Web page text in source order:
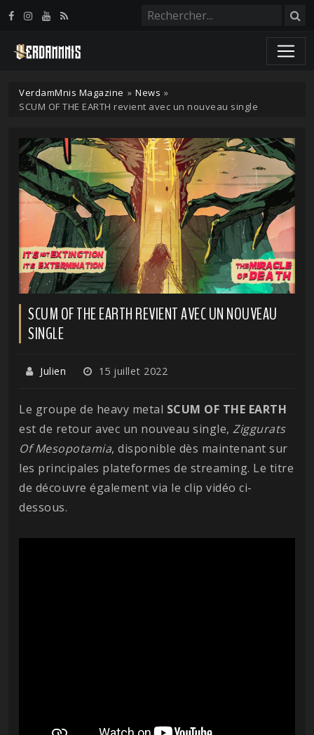
VerdamMnis Magazine » News »
SCUM OF THE EARTH revient avec un nouveau single
SCUM OF THE EARTH REVIENT AVEC UN NOUVEAU
SINGLE
Julien 15 juillet 2022
Le groupe de heavy metal SCUM OF THE EARTH
est de retour avec un nouveau single, Ziggurats
Of Mesopotamia, disponible dès maintenant sur
les principales plateformes de streaming. Le titre
de découvre également via le clip vidéo ci-
dessous.
Panneau de gestion des cookies